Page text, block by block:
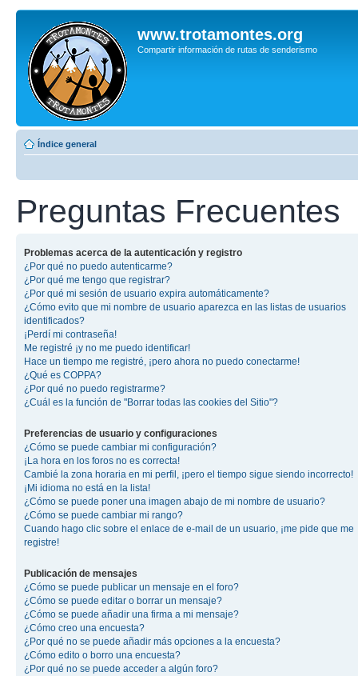
www.trotamontes.org
Compartir información de rutas de senderismo
Índice general
Preguntas Frecuentes
Problemas acerca de la autenticación y registro
¿Por qué no puedo autenticarme?
¿Por qué me tengo que registrar?
¿Por qué mi sesión de usuario expira automáticamente?
¿Cómo evito que mi nombre de usuario aparezca en las listas de usuarios
identificados?
¡Perdí mi contraseña!
Me registré ¡y no me puedo identificar!
Hace un tiempo me registré, ¡pero ahora no puedo conectarme!
¿Qué es COPPA?
¿Por qué no puedo registrarme?
¿Cuál es la función de "Borrar todas las cookies del Sitio"?
Preferencias de usuario y configuraciones
¿Cómo se puede cambiar mi configuración?
¡La hora en los foros no es correcta!
Cambié la zona horaria en mi perfil, ¡pero el tiempo sigue siendo incorrecto!
¡Mi idioma no está en la lista!
¿Cómo se puede poner una imagen abajo de mi nombre de usuario?
¿Cómo se puede cambiar mi rango?
Cuando hago clic sobre el enlace de e-mail de un usuario, ¡me pide que me
registre!
Publicación de mensajes
¿Cómo se puede publicar un mensaje en el foro?
¿Cómo se puede editar o borrar un mensaje?
¿Cómo se puede añadir una firma a mi mensaje?
¿Cómo creo una encuesta?
¿Por qué no se puede añadir más opciones a la encuesta?
¿Cómo edito o borro una encuesta?
¿Por qué no se puede acceder a algún foro?